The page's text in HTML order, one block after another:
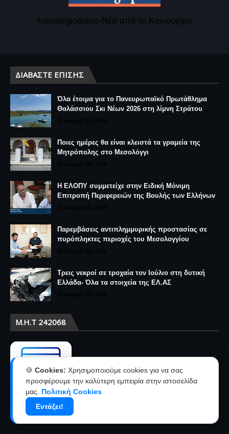
kainourgiopress-Νέα από το Καινούργιο
ΔΙΑΒΆΣΤΕ ΕΠΊΣΗΣ
Όλα έτοιμα για το Πανευρωπαϊκό Πρωτάθλημα
Θαλάσσιου Σκι Νέων 2026 στη λίμνη Στράτου
Ποιες ημέρες θα είναι κλειστά τα γραμεία της
Μητρόπολης στο Μεσολόγγι
Η ΕΛΟΠΥ συμμετείχε στην Ειδική Μόνιμη
Επιτροπή Περιφερειών της Βουλής των Ελλήνων
Παρεμβάσεις αντιπλημμυρικής προστασίας σε
πυρόπληκτες περιοχές του Μεσολογγίου
Τρεις νεκροί σε τροχαία τον Ιούλιο στη δυτική
Ελλάδα- Όλα τα στοιχεία της ΕΛ.ΑΣ
Μ.Η.Τ 242068
🍪 Cookies: Χρησιμοποιούμε cookies για να σας
προσφέρουμε την καλύτερη εμπειρία στην ιστοσελίδα
μας. Πολιτική Cookies
Εντάξει!